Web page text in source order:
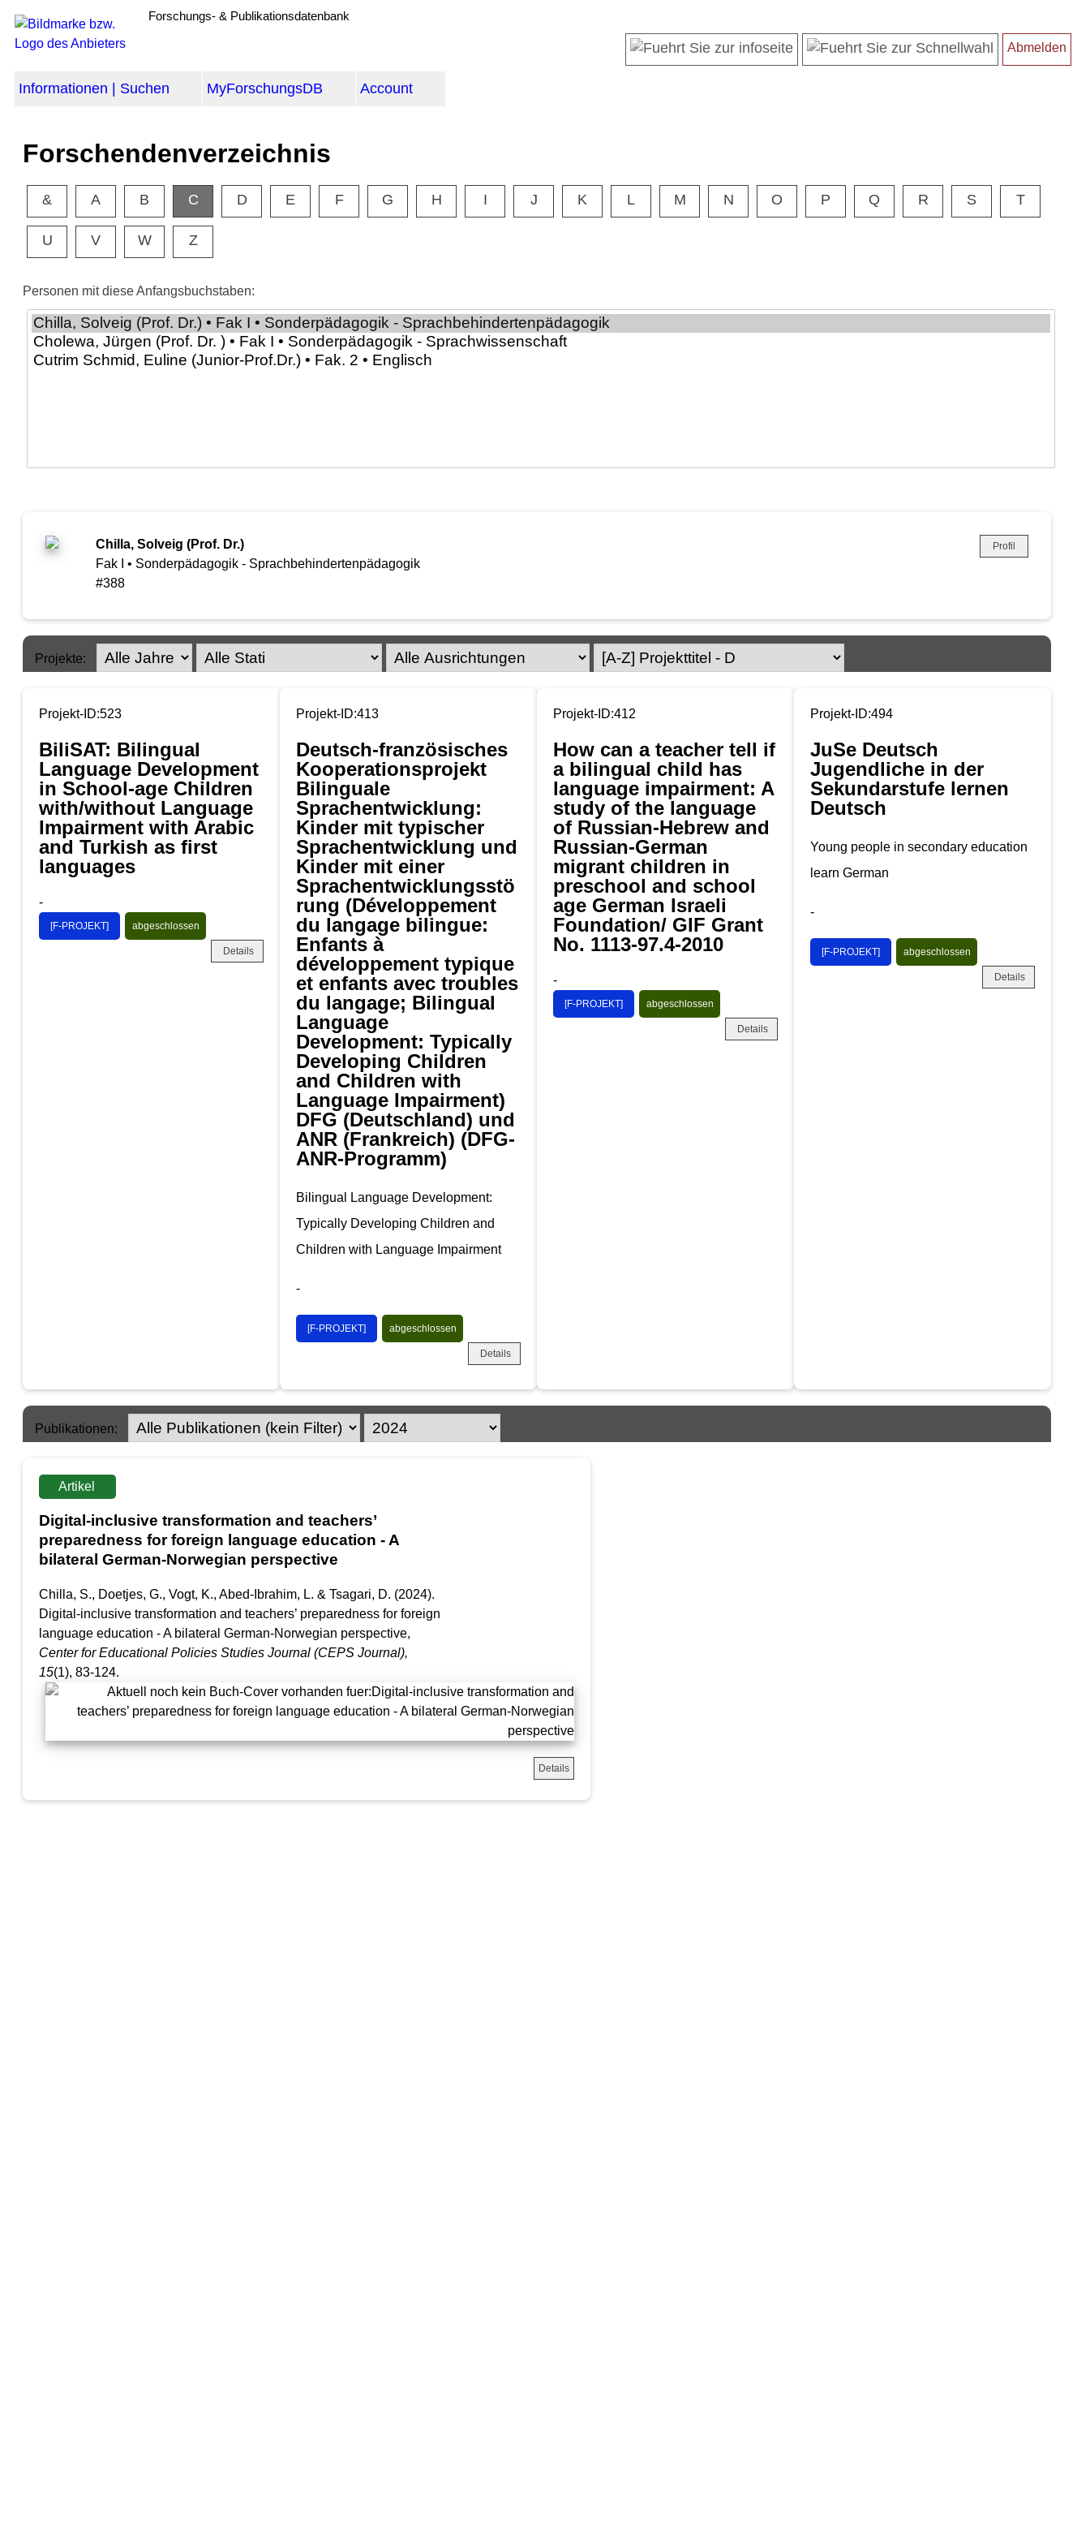
Forschungs- & Publikationsdatenbank
Informationen | Suchen MyForschungsDB Account
Abmelden
Forschendenverzeichnis
& A B C D E F G H I J K L M N O P Q R S T
U V W Z
Personen mit diese Anfangsbuchstaben:
Chilla, Solveig (Prof. Dr.)
Fak I • Sonderpädagogik - Sprachbehindertenpädagogik
#388
Profil
Projekte:
Projekt-ID:523
BiliSAT: Bilingual
Language Development
in School-age Children
with/without Language
Impairment with Arabic
and Turkish as first
languages
-
[F-PROJEKT] abgeschlossen
Details
Projekt-ID:413
Deutsch-französisches
Kooperationsprojekt
Bilinguale
Sprachentwicklung:
Kinder mit typischer
Sprachentwicklung und
Kinder mit einer
Sprachentwicklungsstö
rung (Développement
du langage bilingue:
Enfants à
développement typique
et enfants avec troubles
du langage; Bilingual
Language
Development: Typically
Developing Children
and Children with
Language Impairment)
DFG (Deutschland) und
ANR (Frankreich) (DFG-
ANR-Programm)
Bilingual Language Development:
Typically Developing Children and
Children with Language Impairment
-
[F-PROJEKT] abgeschlossen
Details
Projekt-ID:412
How can a teacher tell if
a bilingual child has
language impairment: A
study of the language
of Russian-Hebrew and
Russian-German
migrant children in
preschool and school
age German Israeli
Foundation/ GIF Grant
No. 1113-97.4-2010
-
[F-PROJEKT] abgeschlossen
Details
Projekt-ID:494
JuSe Deutsch
Jugendliche in der
Sekundarstufe lernen
Deutsch
Young people in secondary education
learn German
-
[F-PROJEKT] abgeschlossen
Details
Publikationen:
Artikel
Digital-inclusive transformation and teachers’
preparedness for foreign language education - A
bilateral German-Norwegian perspective
Chilla, S., Doetjes, G., Vogt, K., Abed-Ibrahim, L. & Tsagari, D. (2024).
Digital-inclusive transformation and teachers’ preparedness for foreign
language education - A bilateral German-Norwegian perspective,
Center for Educational Policies Studies Journal (CEPS Journal),
15(1), 83-124.
Details